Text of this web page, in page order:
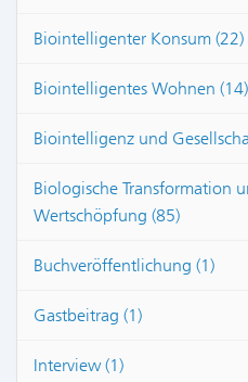
Biointelligenter Konsum (22)
Biointelligentes Wohnen (14)
Biointelligenz und
Biologische Transformation
Wertschöpfung (85)
Buchveröffentlichung (1)
Gastbeitrag (1)
Interview (1)